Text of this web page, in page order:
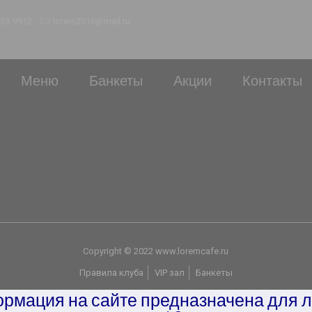
Меню Банкеты Акции Контакты
Copyright © 2022 www.loremcafe.ru
Правила клуба VIP зал Банкеты
на сайте предназначена для